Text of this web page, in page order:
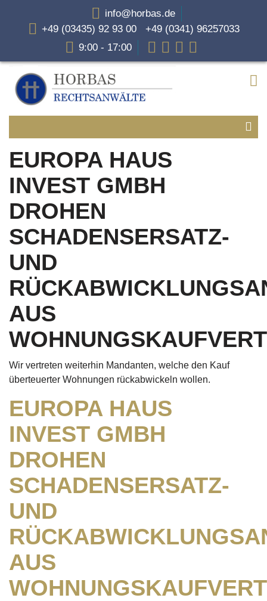
info@horbas.de
+49 (03435) 92 93 00 +49 (0341) 96257033
9:00 - 17:00
EUROPA HAUS
INVEST GMBH
DROHEN
SCHADENSERSATZ-
UND
AUS
Wir vertreten weiterhin Mandanten, welche den Kauf
überteuerter Wohnungen rückabwickeln wollen.
EUROPA HAUS
INVEST GMBH
DROHEN
SCHADENSERSATZ-
UND
AUS